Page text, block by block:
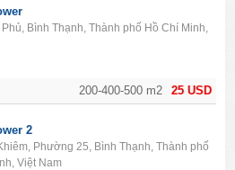
25 USD
200-400-500 m2
Bình Thạnh, Thành phố Hồ Chí Minh,
2
Phường 25, Bình Thạnh, Thành phố
Việt Nam